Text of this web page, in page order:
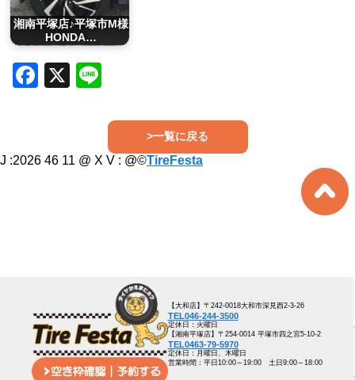
湘南平塚店♪平塚市M様
HONDA…
Facebook
X
>一覧に戻る
J :2026 46 11 @ X V : @©TireFesta
【大和店】〒242-0018大和市深見西2-3-26
TEL046-244-3500
定休日：火曜日
【湘南平塚店】〒254-0014 平塚市四之宮5-10-2
TEL0463-79-5970
定休日：月曜日、木曜日
営業時間：平日10:00～19:00 土日9:00～18:00